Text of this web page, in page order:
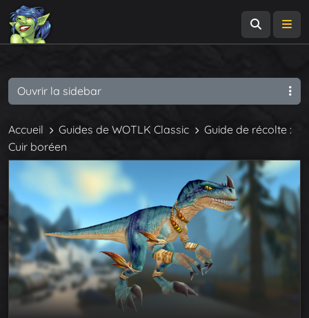
Accueil Guides de WOTLK Classic
Guide de récolte :
Cuir boréen
Ouvrir la sidebar